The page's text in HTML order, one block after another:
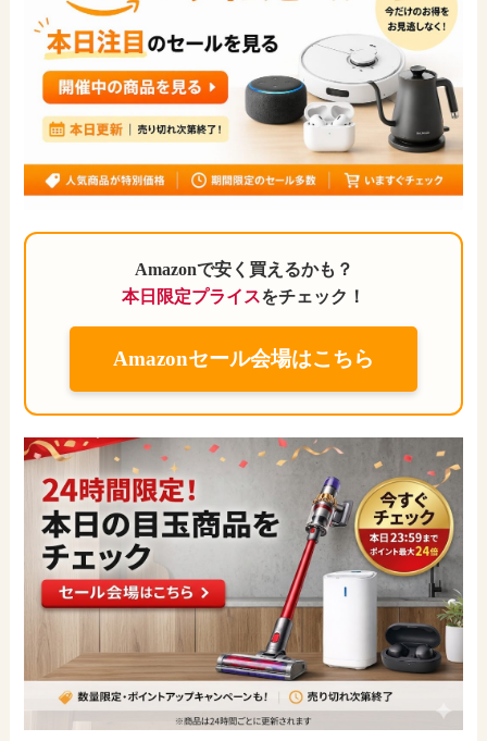
Amazonで安く買えるかも？
本日限定プライスをチェック！
Amazonセール会場はこちら